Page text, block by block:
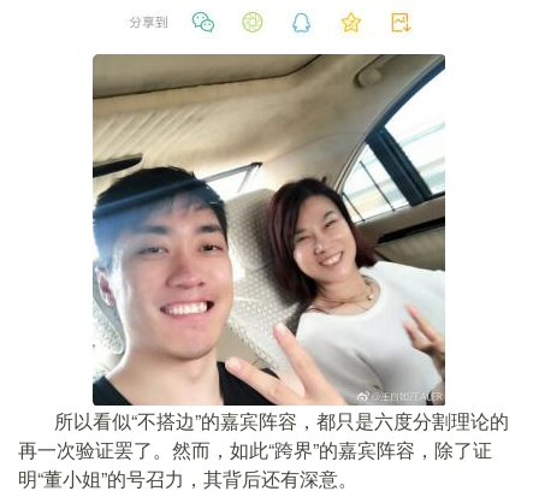
所以看似“不搭边”的嘉宾阵容，都只是六度分割理论的
再一次验证罢了。然而，如此“跨界”的嘉宾阵容，除了证
明“董小姐”的号召力，其背后还有深意。